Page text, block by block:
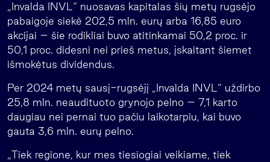
„Invalda INVL“ nuosavas kapitalas šių metų rugsėjo
pabaigoje siekė 202,5 mln. eurų arba 16,85 euro
akcijai – šie rodikliai buvo atitinkamai 50,2 proc. ir
50,1 proc. didesni nei prieš metus, įskaitant šiemet
išmokėtus dividendus.
Per 2024 metų sausį-rugsėjį „Invalda INVL“ uždirbo
25,8 mln. neaudituoto grynojo pelno – 7,1 karto
daugiau nei pernai tuo pačiu laikotarpiu, kai buvo
gauta 3,6 mln. eurų pelno.
„Tiek regione, kur mes tiesiogiai veikiame, tiek